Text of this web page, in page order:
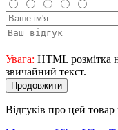
Увага: HTML розмітка
звичайний текст.
Продовжити
Відгуків про цей